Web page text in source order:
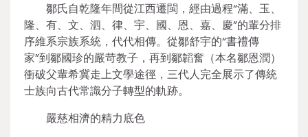
鄒氏自乾隆年間從江西遷閩，經由過程“滿、玉、
隆、有、文、泗、律、宇、國、恩、嘉、慶”的輩分排
序維系宗族系統，代代相傳。從鄒舒宇的“書禮傳
家”到鄒國珍的嚴苛教子，再到鄒韜奮（本名鄒恩潤）
衝破父輩希冀走上文學途徑，三代人完全展示了傳統
士族向古代常識分子轉型的軌跡。
嚴慈相濟的精力底色